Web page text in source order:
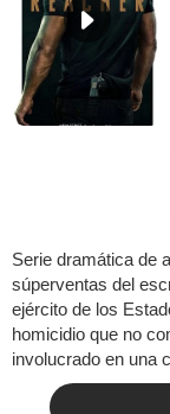
Serie dramática de
súperventas del
ejército de los
homicidio que no
involucrado en una